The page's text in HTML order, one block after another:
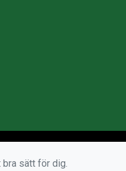
sätt för dig.